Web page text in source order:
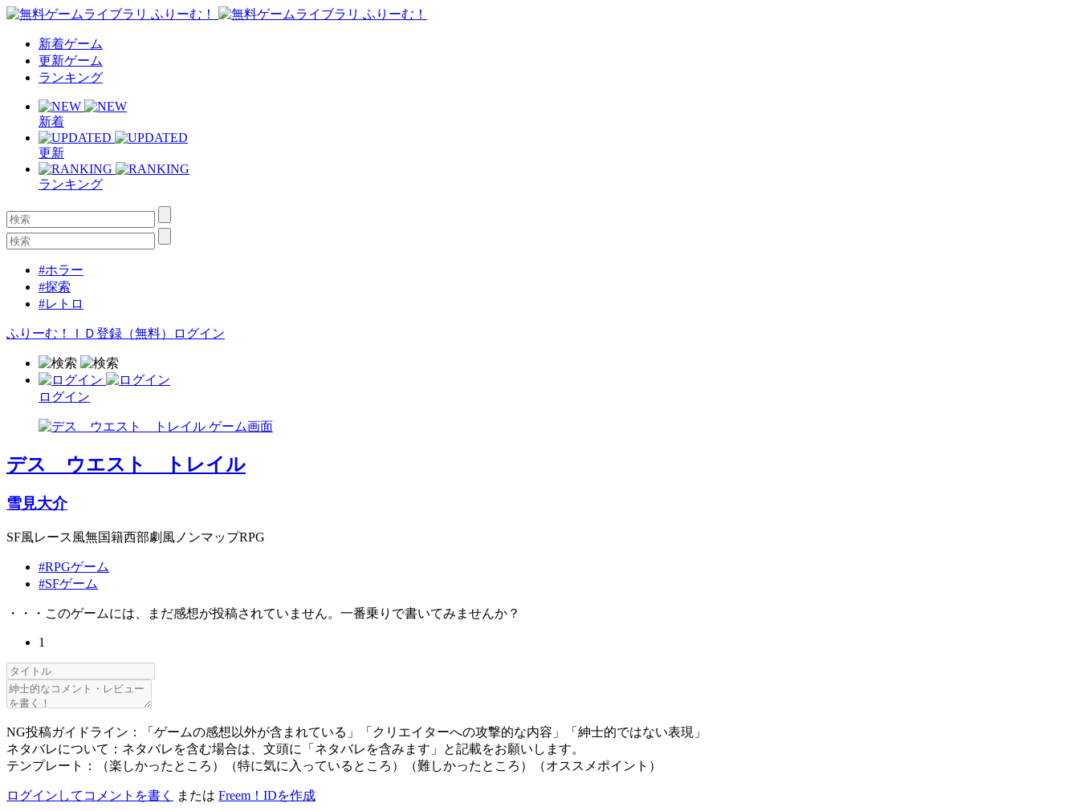
新着ゲーム
更新ゲーム
ランキング
新着
更新
ランキング
#ホラー
#探索
#レトロ
ふりーむ！ＩＤ登録（無料） ログイン
ログイン
デス ウエスト トレイル
雪見大介
SF風レース風無国籍西部劇風ノンマップRPG
#RPGゲーム
#SFゲーム
・・・このゲームには、まだ感想が投稿されていません。一番乗りで書いてみませんか？
1
NG投稿ガイドライン：「ゲームの感想以外が含まれている」「クリエイターへの攻撃的な内容」「紳士的ではない表現」
ネタバレについて：ネタバレを含む場合は、文頭に「ネタバレを含みます」と記載をお願いします。
テンプレート：（楽しかったところ）（特に気に入っているところ）（難しかったところ）（オススメポイント）
ログインしてコメントを書く または Freem！IDを作成